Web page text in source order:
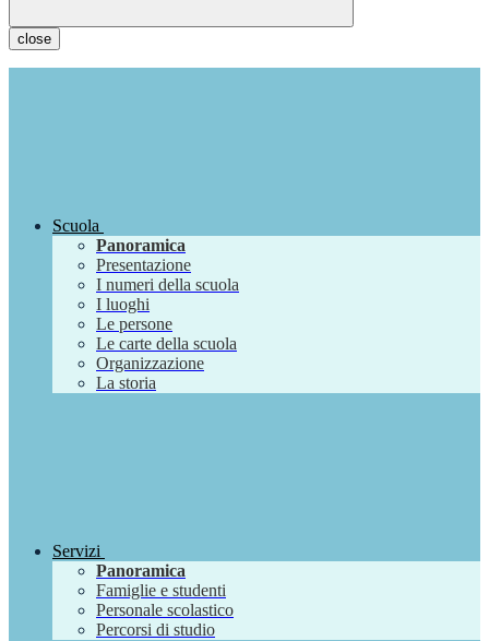
close
Scuola
Panoramica
Presentazione
I numeri della scuola
I luoghi
Le persone
Le carte della scuola
Organizzazione
La storia
Servizi
Panoramica
Famiglie e studenti
Personale scolastico
Percorsi di studio